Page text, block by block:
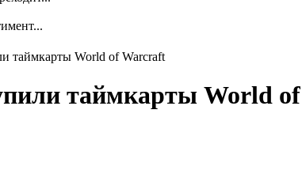
таймкарты World of Warcraft
таймкарты World